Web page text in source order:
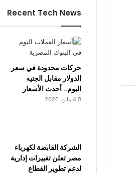
Recent Tech News
حركات محدودة في سعر
الدولار مقابل الجنيه
اليوم.. أحدث الأسعار
4 مايو، 2026
الشركة القابضة لكهرباء
مصر تعلن تغييرات إدارية
لدعم تطوير القطاع